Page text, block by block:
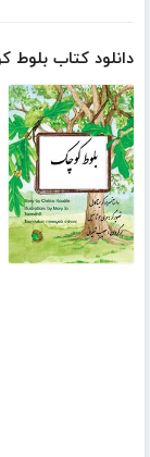
دانلود کتاب بلوط